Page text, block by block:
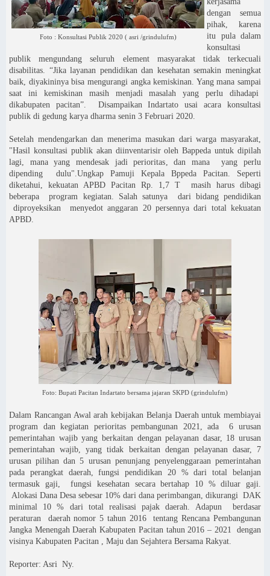
Foto : Konsultasi Publik 2020 ( asri /grindulufm)
dengan semua
pihak, karena
itu pula dalam
konsultasi
publik mengundang seluruh element masyarakat tidak terkecuali
disabilitas. “Jika layanan pendidikan dan kesehatan semakin meningkat
baik, diyakininya bisa mengurangi angka kemiskinan. Yang mana sampai
saat ini kemiskinan masih menjadi masalah yang perlu dihadapi
dikabupaten pacitan”.
Disampaikan Indartato usai acara konsultasi
publik di gedung karya dharma senin 3 Februari 2020.
Setelah mendengarkan dan menerima masukan dari warga masyarakat,
"Hasil konsultasi publik akan diinventarisir oleh Bappeda untuk dipilah
lagi, mana yang mendesak jadi perioritas, dan mana
yang perlu
dipending
dulu".Ungkap Pamuji Kepala Bppeda Pacitan. Seperti
diketahui, kekuatan APBD Pacitan Rp. 1,7 T
masih harus dibagi
beberapa
program kegiatan. Salah satunya
dari bidang pendidikan
diproyeksikan
menyedot anggaran 20 persennya dari total kekuatan
APBD.
Foto: Bupati Pacitan Indartato bersama jajaran SKPD (grindulufm)
Dalam Rancangan Awal arah kebijakan Belanja Daerah untuk membiayai
program dan kegiatan perioritas pembangunan 2021, ada
6 urusan
pemerintahan wajib yang berkaitan dengan pelayanan dasar, 18 urusan
pemerintahan wajib, yang tidak berkaitan dengan pelayanan dasar, 7
urusan pilihan dan 5 urusan penunjang penyelenggaraan pemerintahan
pada perangkat daerah, fungsi pendidikan 20 % dari total belanjan
termasuk gaji,
fungsi kesehatan secara bertahap 10 % diluar gaji.
Alokasi Dana Desa sebesar 10% dari dana perimbangan, dikurangi DAK
minimal 10 % dari total realisasi pajak daerah. Adapun
berdasar
peraturan
daerah nomor 5 tahun 2016
tentang Rencana Pembangunan
Jangka Menengah Daerah Kabupaten Pacitan tahun 2016 – 2021
dengan
visinya Kabupaten Pacitan , Maju dan Sejahtera Bersama Rakyat.
Reporter: Asri Ny.